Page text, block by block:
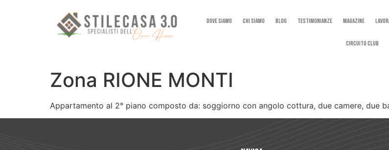
Dove Siamo Chi Siamo Blog Testimonianze Magazine
Circuito Club
Zona RIONE MONTI
Appartamento al 2° piano composto da: soggiorno con angolo cottura, due camere, due